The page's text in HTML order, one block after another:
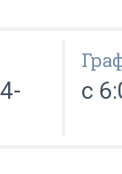
с